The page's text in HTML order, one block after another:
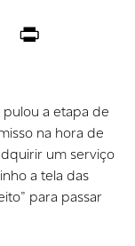
Copy
pulou a etapa de
na hora de
um serviço
a tela das
para passar